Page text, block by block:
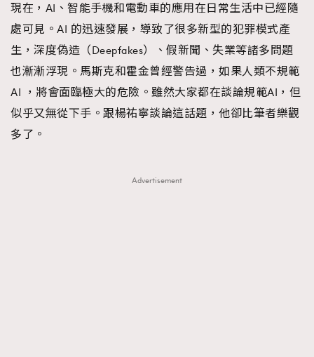
現在，AI、智能手機和電動車的應用在日常生活中已經隨
處可見。AI 的迅速發展，導致了很多新型的犯罪模式產
生，深度偽造（Deepfakes）、假新聞、失業等諸多問題
也漸漸浮現。馬斯克和霍金曾經警告過，如果人類不規範
AI ，將會面臨極大的危險。雖然大家都在談論規範AI，但
似乎又無從下手。跟楊祐寧談論這話題，他卻比筆者樂觀
多了。
Advertisement